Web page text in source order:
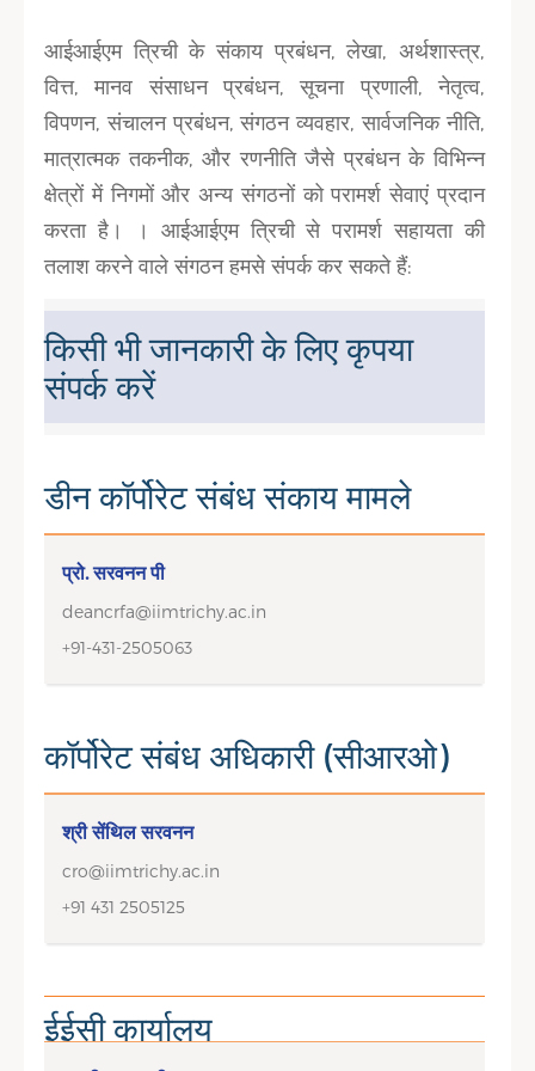
आईआईएम त्रिची के संकाय प्रबंधन, लेखा, अर्थशास्त्र,
वित्त, मानव संसाधन प्रबंधन, सूचना प्रणाली, नेतृत्व,
विपणन, संचालन प्रबंधन, संगठन व्यवहार, सार्वजनिक नीति,
मात्रात्मक तकनीक, और रणनीति जैसे प्रबंधन के विभिन्न
क्षेत्रों में निगमों और अन्य संगठनों को परामर्श सेवाएं प्रदान
करता है। । आईआईएम त्रिची से परामर्श सहायता की
तलाश करने वाले संगठन हमसे संपर्क कर सकते हैं:
किसी भी जानकारी के लिए कृपया
संपर्क करें
डीन कॉर्पोरेट संबंध संकाय मामले
प्रो. सरवनन पी
deancrfa@iimtrichy.ac.in
+91-431-2505063
कॉर्पोरेट संबंध अधिकारी (सीआरओ)
श्री सेंथिल सरवनन
cro@iimtrichy.ac.in
+91 431 2505125
ईईसी कार्यालय